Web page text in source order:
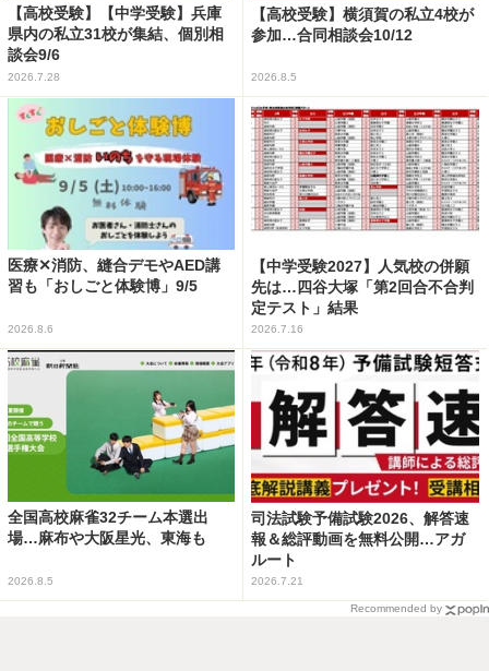
【高校受験】【中学受験】兵庫
県内の私立31校が集結、個別相
談会9/6
2026.7.28
【高校受験】横須賀の私立4校が
参加…合同相談会10/12
2026.8.5
医療✕消防、縫合デモやAED講
習も「おしごと体験博」9/5
2026.8.6
【中学受験2027】人気校の併願
先は…四谷大塚「第2回合不合判
定テスト」結果
2026.7.16
全国高校麻雀32チーム本選出
場…麻布や大阪星光、東海も
2026.8.5
司法試験予備試験2026、解答速
報＆総評動画を無料公開…アガ
ルート
2026.7.21
Recommended by